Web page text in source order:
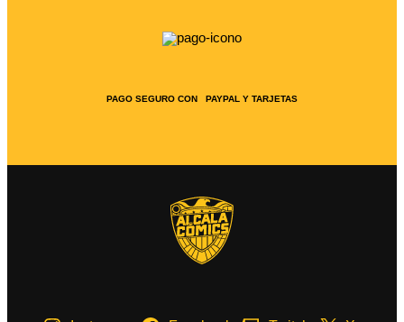
PAGO SEGURO CON PAYPAL Y TARJETAS